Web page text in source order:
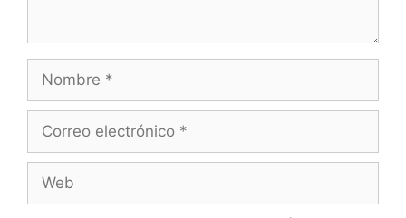
Nombre
Correo
Web